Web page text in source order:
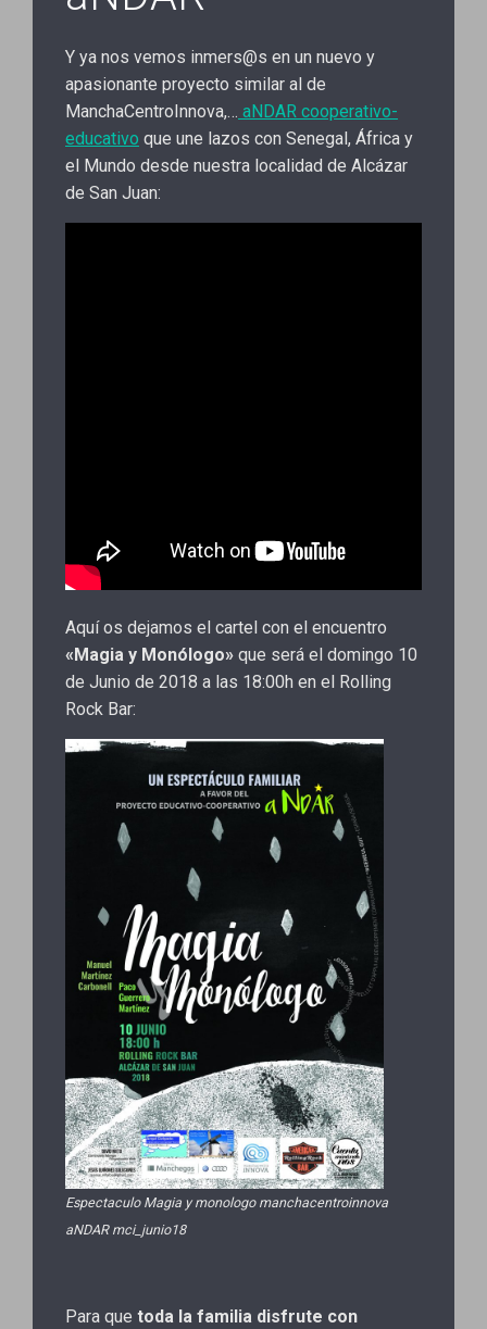
Y ya nos vemos inmers@s en un nuevo y
apasionante proyecto similar al de
ManchaCentroInnova,… aNDAR cooperativo-
educativo que une lazos con Senegal, África y
el Mundo desde nuestra localidad de Alcázar
de San Juan:
Aquí os dejamos el cartel con el encuentro
«Magia y Monólogo» que será el domingo 10
de Junio de 2018 a las 18:00h en el Rolling
Rock Bar:
Espectaculo Magia y monologo manchacentroinnova
aNDAR mci_junio18
Para que toda la familia disfrute con